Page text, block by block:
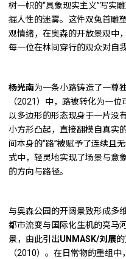
树一帜的“具象现实主义”写实
掘人性的迷雾。这件双兔首雕
观情绪，在奥森的开放景观中
每一位在林间穿行的观众对自
杨光南为一条小路铸造了一尊
（2021）中，路被转化为一位
以多边形的形态现身于一片没
小方形凸起，直接翻模自真实
间本身的“路”被赋予了连续且
式中，轻灵地实现了场景与意
的方向与路径。
与奥森公园的开阔景致形成多
都市流变与国际化生机的亮马
景，由此引出UNMASK/刘展
（2010）。在日常物的重组